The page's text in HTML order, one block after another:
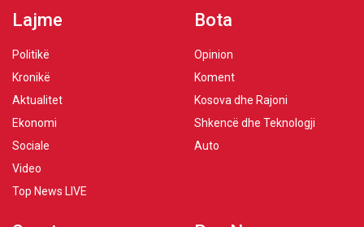
Lajme
Politikë
Kronikë
Aktualitet
Ekonomi
Sociale
Video
Top News LIVE
Bota
Opinion
Koment
Kosova dhe Rajoni
Shkencë dhe Teknologji
Auto